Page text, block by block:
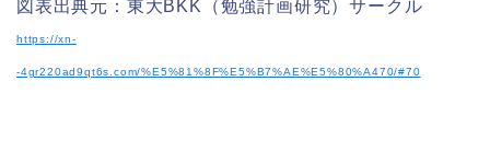
図表出典元：東大BKK（勉強計画研究）サークル
https://xn-
-4gr220ad9qt6s.com/%E5%81%8F%E5%B7%AE%E5%80%A470/#70